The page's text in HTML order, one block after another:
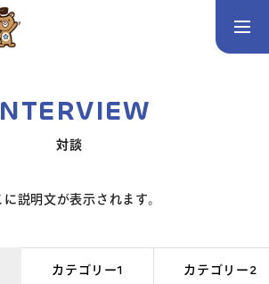
グ／3Dデザイン／学童保育
対談
に説明文が表示されます。
カテゴリー1 カテゴリー2